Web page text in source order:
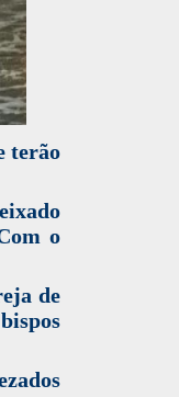
terão
o
de